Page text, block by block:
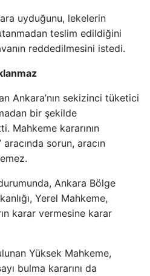
uyduğunu, lekelerin
teslim edildiğini
reddedilmesini istedi.
Ankara’nın sekizinci tüketici
bir şekilde
Mahkeme kararının
sorun, aracın
Ankara Bölge
Yerel Mahkeme,
karar vermesine karar
Yüksek Mahkeme,
bulma kararını da